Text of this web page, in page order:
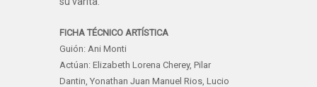
FICHA TÉCNICO ARTÍSTICA
Guión: Ani Monti
Actúan: Elizabeth Lorena Cherey, Pilar
Dantin, Yonathan Juan Manuel Rios, Lucio